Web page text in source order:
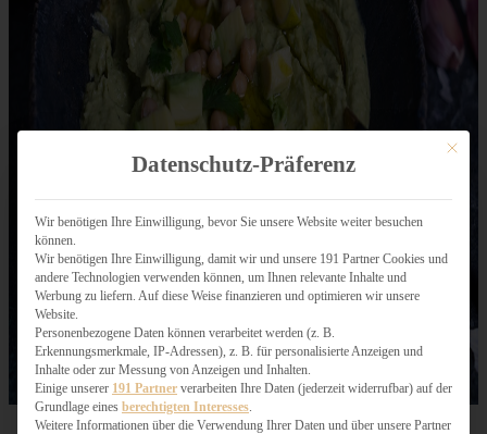
Mit
Datenschutz-Präferenz
Wir benötigen Ihre Einwilligung, bevor Sie unsere Website weiter besuchen
können.
Wir benötigen Ihre Einwilligung, damit wir und unsere 191 Partner Cookies und
andere Technologien verwenden können, um Ihnen relevante Inhalte und
Werbung zu liefern. Auf diese Weise finanzieren und optimieren wir unsere
Website.
Personenbezogene Daten können verarbeitet werden (z. B.
Erkennungsmerkmale, IP-Adressen), z. B. für personalisierte Anzeigen und
Inhalte oder zur Messung von Anzeigen und Inhalten.
Einige unserer 191 Partner verarbeiten Ihre Daten (jederzeit widerrufbar) auf der
Grundlage eines berechtigten Interesses
Weitere Informationen über die Verwendung Ihrer Daten und über unsere Partner